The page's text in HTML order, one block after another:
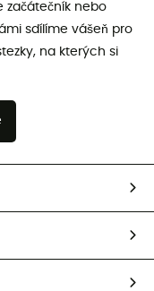
začátečník nebo
sdílíme vášeň pro
na kterých si